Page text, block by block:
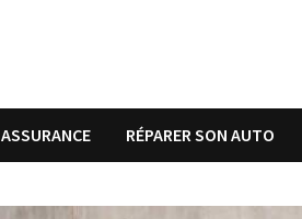
RÉPARER SON AUTO